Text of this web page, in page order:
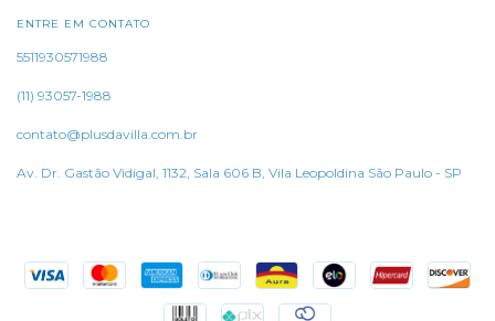
ENTRE EM CONTATO
5511930571988
(11) 93057-1988
contato@plusdavilla.com.br
Av. Dr. Gastão Vidigal, 1132, Sala 606 B, Vila Leopoldina São Paulo - SP